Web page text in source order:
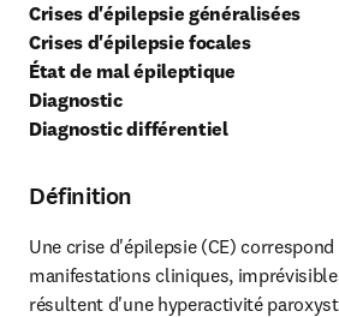
Crises d'épilepsie généralisées
Crises d'épilepsie focales
État de mal épileptique
Diagnostic
Diagnostic différentiel
Définition
Une crise d'épilepsie (CE)
manifestations cliniques,
résultent d'une hyperactivité